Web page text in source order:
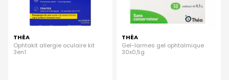
THÉA
Ophtakit allergie oculaire kit
3en1
THÉA
Gel-larmes gel ophtalmique
30x0,5g